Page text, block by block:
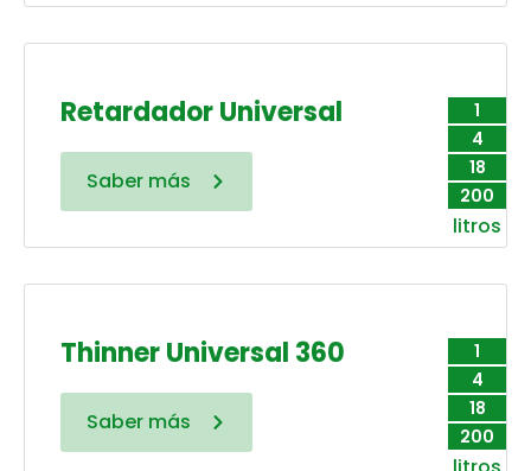
1
4
18
200
litros
Retardador Universal
Saber más
1
4
18
200
Thinner Universal 360
Saber más